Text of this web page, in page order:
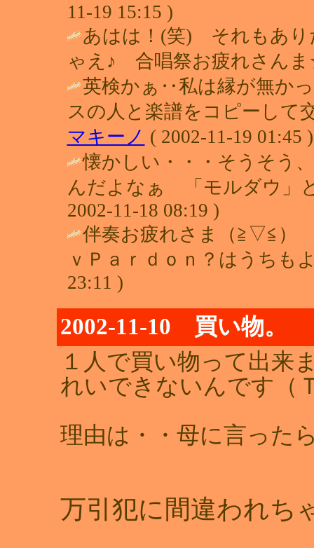
11-19 15:15 )
あはは！(笑) それもあ
ゃえ♪ 合唱祭お疲れさんま
英検かぁ‥私は縁が無か
スの人と楽譜をコピーして
マキーノ ( 2002-11-19 01:45 )
懐かしい・・・そうそう
んだよなぁ 「モルダウ」
2002-11-18 08:19 )
伴奏お疲れさま（≧▽≦）
ｖＰａｒｄｏｎ？はうちも
23:11 )
2002-11-10 買い物。
１人で買い物って出来
れいできないんです（
理由は・・母に言った
万引犯に間違われち